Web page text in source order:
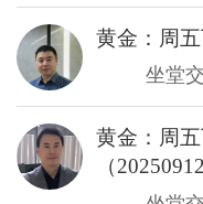
黄金：周五
坐堂
黄金：周
（20250912